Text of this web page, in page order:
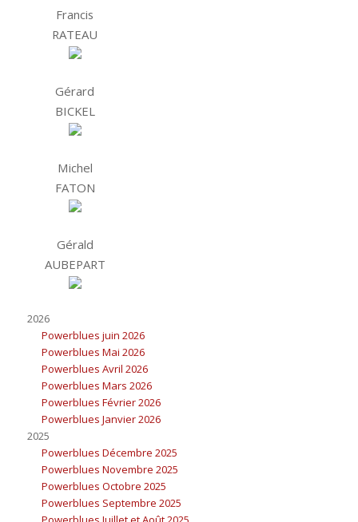
Francis
RATEAU
Gérard
BICKEL
Michel
FATON
Gérald
AUBEPART
2026
Powerblues juin 2026
Powerblues Mai 2026
Powerblues Avril 2026
Powerblues Mars 2026
Powerblues Février 2026
Powerblues Janvier 2026
2025
Powerblues Décembre 2025
Powerblues Novembre 2025
Powerblues Octobre 2025
Powerblues Septembre 2025